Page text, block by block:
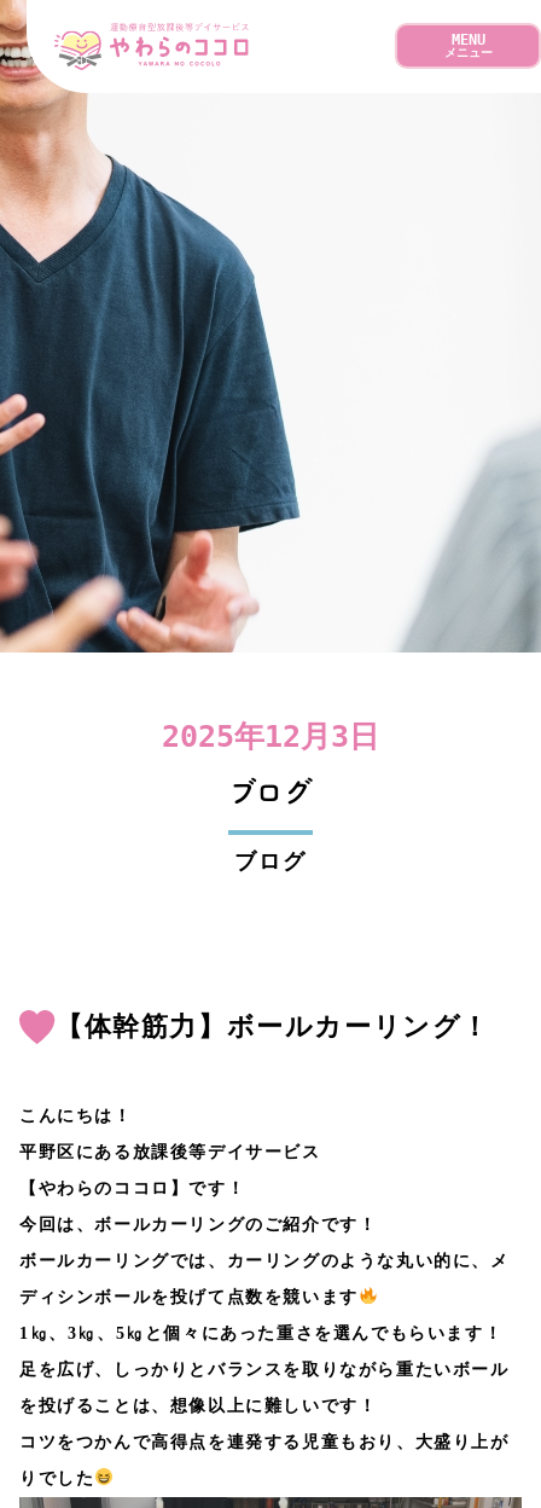
MENU
メニュー
2025年12月3日
ブログ
ブログ
【体幹筋力】ボールカーリング！
こんにちは！
平野区にある放課後等デイサービス
【やわらのココロ】です！
今回は、ボールカーリングのご紹介です！
ボールカーリングでは、カーリングのような丸い的に、メ
ディシンボールを投げて点数を競います
1㎏、3㎏、5㎏と個々にあった重さを選んでもらいます！
足を広げ、しっかりとバランスを取りながら重たいボール
を投げることは、想像以上に難しいです！
コツをつかんで高得点を連発する児童もおり、大盛り上が
りでした